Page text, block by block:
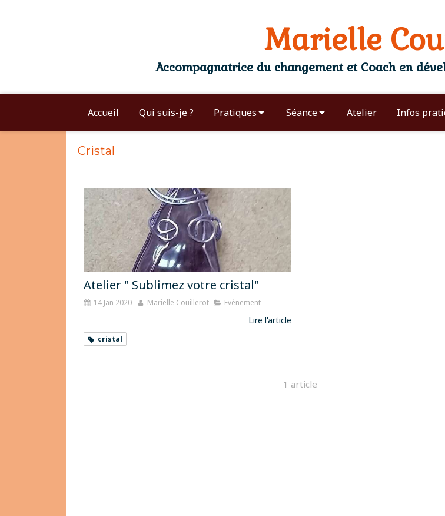
Marielle
Accompagnatrice du changement et Coach en
Accueil Qui suis-je ? Pratiques Séance Atelier Infos
Cristal
Atelier " Sublimez votre cristal"
14 Jan 2020 Marielle Couillerot Evènement
Lire l'article
cristal
1 article